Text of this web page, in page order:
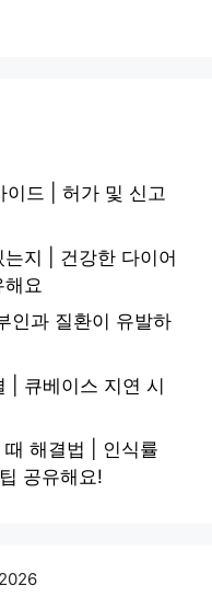
이드 | 허가 및 신고
지 | 건강한 다이어
요
인과 질환이 유발하
| 큐베이스 지연 시
해결법 | 인식률
공유해요!